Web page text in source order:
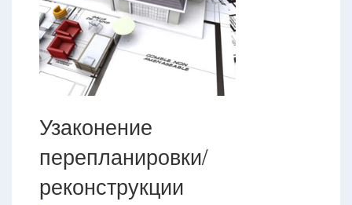
Узаконение
перепланировки/
реконструкции